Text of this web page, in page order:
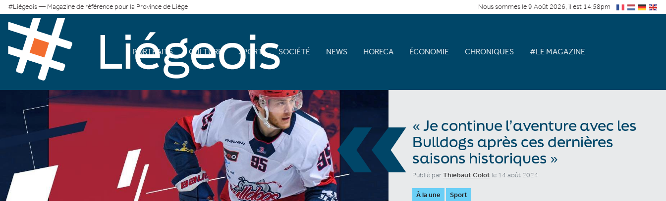
#Liégeois — Magazine de référence pour la Province de Liège Nous sommes le 9 Août 2026, il est 14:58pm
PORTRAITS CULTURE SPORT SOCIÉTÉ NEWS HORECA ÉCONOMIE CHRONIQUES #LE MAGAZINE
«« Je continue l’aventure avec les
Bulldogs après ces dernières
saisons historiques »
Publié parThiebaut Colot le 14 août 2024
À la une Sport